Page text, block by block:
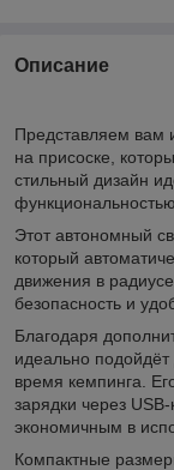
Описание
Представляем вам
на присоске,
стильный дизайн
функциональностью.
Этот автономный
который
движения в
безопасность и
Благодаря
идеально
время кемпинга.
зарядки через
экономичным в
Компактные